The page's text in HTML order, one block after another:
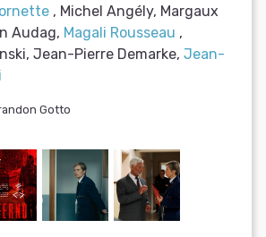
, Michel Angély, Margaux
Audag, Magali Rousseau ,
Jean-Pierre Demarke, Jean-
Gotto